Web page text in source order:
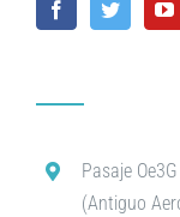
Pasaje
(Antiguo